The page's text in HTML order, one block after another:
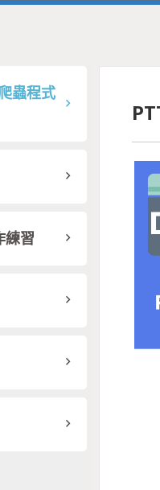
蟲程式
練習